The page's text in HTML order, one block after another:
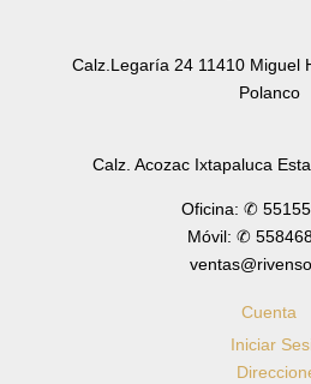
Calz.Legaría 24 11410 Miguel
Polanco
Calz. Acozac Ixtapaluca
Oficina: ✆
Móvil: ✆
Cuenta
Iniciar